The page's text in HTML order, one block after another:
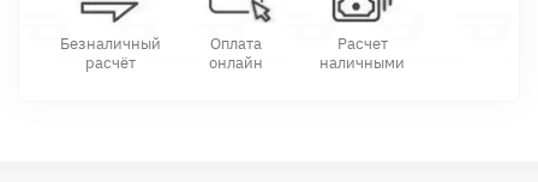
Безналичный
расчёт
Оплата
онлайн
Расчет
наличными